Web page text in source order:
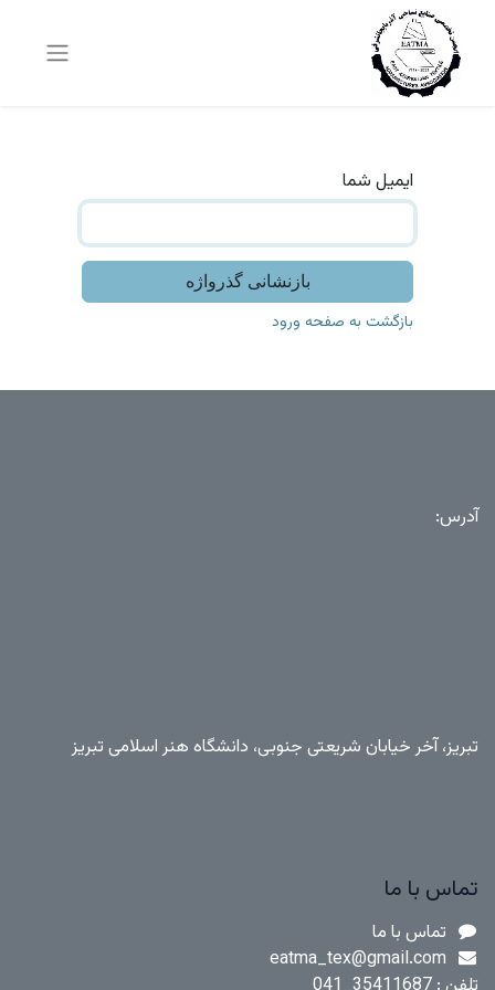
ایمیل شما
بازنشانی گذرواژه
بازگشت به صفحه ورود
آدرس:
تبریز، آخر خیابان شریعتی جنوبی، دانشگاه هنر اسلامی تبریز
تماس با ما
تماس با ما
eatma_te​x@​gmail.com